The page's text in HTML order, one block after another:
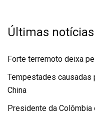
Últimas notícias
Forte terremoto deixa
Tempestades causadas
China
Presidente da